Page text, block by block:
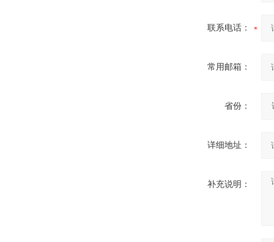
联系电话：
常用邮箱：
省份：
详细地址：
补充说明：